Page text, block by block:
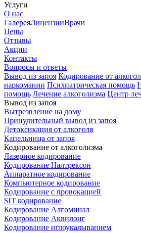
Услуги
О нас
ГалереяЛицензииВрачи
Цены
Отзывы
Акции
Контакты
Вопросы и ответы
Вывод из запоя Кодирование от
наркомании Психиатрическая помощь
помощь Лечение алкоголизма Центр
Вывод из запоя
Вытрезвление на дому
Принудительный вывод из запоя
Детоксикация от алкоголя
Капельница от запоя
Кодирование от алкоголизма
Лазерное кодирование
Кодирование Налтрексон
Аппаратное кодирование
Компьютерное кодирование
Кодирование с провокацией
SIT кодирование
Кодирование Алгоминал
Кодирование Аквилонг
Кодирование иглоукалыванием